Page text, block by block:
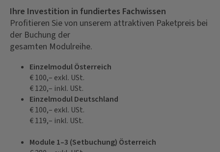
Ihre Investition in fundiertes Fachwissen
Profitieren Sie von unserem attraktiven Paketpreis bei
der Buchung der
gesamten Modulreihe.
Einzelmodul Österreich
€ 100,– exkl. USt.
€ 120,– inkl. USt.
Einzelmodul Deutschland
€ 100,– exkl. USt.
€ 119,– inkl. USt.
Module 1–3 (Setbuchung) Österreich